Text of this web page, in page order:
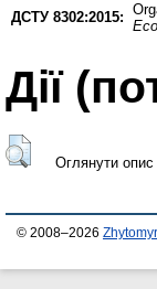
ДСТУ 8302:2015:
Дії
Оглянути опис
© 2008–2026